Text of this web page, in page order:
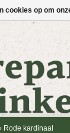
Rode kardinaal
cookies op om